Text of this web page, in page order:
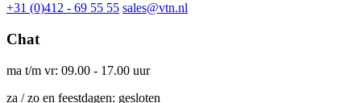
+31 (0)412 - 69 55 55 sales@vtn.nl
Chat
ma t/m vr: 09.00 - 17.00 uur
za / zo en feestdagen: gesloten